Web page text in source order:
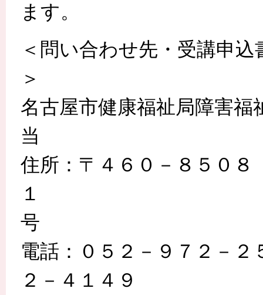
ます。
＜問い合わせ先・受講申込
名古屋市健康福祉局障害福
住所：〒４６０－８５０
１
電話：０５２－９７２－
２－４１４９